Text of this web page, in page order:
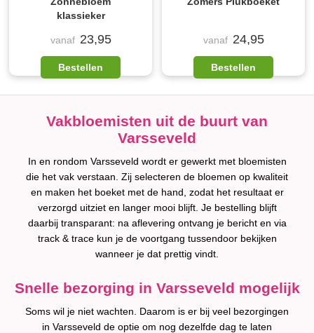
klassieker
vanaf 23,95
Bestellen
vanaf 24,95
Bestellen
Vakbloemisten uit de buurt van
Varsseveld
In en rondom Varsseveld wordt er gewerkt met bloemisten
die het vak verstaan. Zij selecteren de bloemen op kwaliteit
en maken het boeket met de hand, zodat het resultaat er
verzorgd uitziet en langer mooi blijft. Je bestelling blijft
daarbij transparant: na aflevering ontvang je bericht en via
track & trace kun je de voortgang tussendoor bekijken
wanneer je dat prettig vindt.
Snelle bezorging in Varsseveld mogelijk
Soms wil je niet wachten. Daarom is er bij veel bezorgingen
in Varsseveld de optie om nog dezelfde dag te laten